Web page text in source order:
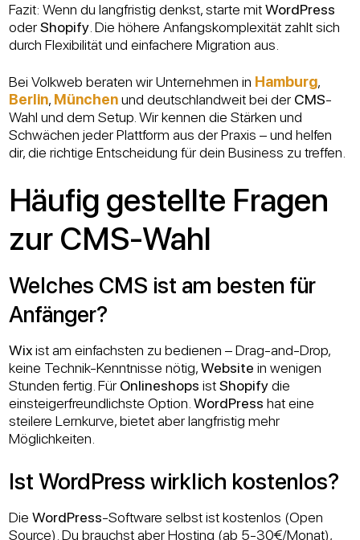
Fazit: Wenn du langfristig denkst, starte mitWordPress
oderShopify. Die höhere Anfangskomplexität zahlt sich
durch Flexibilität und einfachere Migration aus.
Bei Volkweb beraten wir Unternehmen in Hamburg,
Berlin, Münchenund deutschlandweit bei der CMS-
Wahl und dem Setup. Wir kennen die Stärken und
Schwächen jeder Plattform aus der Praxis – und helfen
dir, die richtige Entscheidung für dein Business zu treffen.
Häufig gestellte Fragen
zur CMS-Wahl
Welches CMS ist am besten für
Anfänger?
Wixist am einfachsten zu bedienen – Drag-and-Drop,
keine Technik-Kenntnisse nötig,Website in wenigen
Stunden fertig. Für Onlineshops istShopifydie
einsteigerfreundlichste Option.WordPress hat eine
steilere Lernkurve, bietet aber langfristig mehr
Möglichkeiten.
Ist WordPress wirklich kostenlos?
DieWordPress-Software selbst ist kostenlos (Open
Source). Du brauchst aber Hosting (ab 5-30€/Monat),